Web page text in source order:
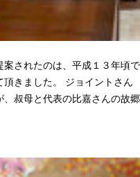
されたのは、平成１３年頃で
きました。 ジョイントさん
叔母と代表の比嘉さんの故郷